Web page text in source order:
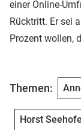
einer Online-
Rücktritt. Er sei
Prozent wollen,
Themen:
Horst